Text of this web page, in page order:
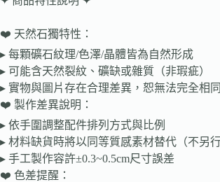
❤️ 天然石獨特性：
▸ 每顆礦石紋理/色澤/晶體皆為自然形成
▸ 可能含天然裂紋、礦缺或雜質（非瑕疵）
▸ 實物與圖片存在合理差異，恕無法完全相同
❤️ 製作差異說明：
▸ 依手圍調整配件排列方式與比例
▸ 材料缺貨時將以同等質感素材替代（不另行
▸ 手工製作容許±0.3~0.5cm尺寸誤差
❤️ 色差提醒：